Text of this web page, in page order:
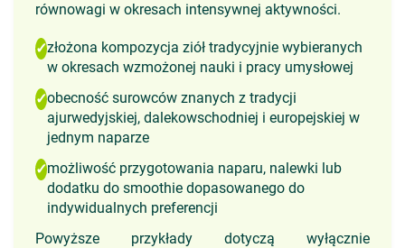
równowagi w okresach intensywnej aktywności.
✓złożona kompozycja ziół tradycyjnie wybieranych
w okresach wzmożonej nauki i pracy umysłowej
✓obecność surowców znanych z tradycji
ajurwedyjskiej, dalekowschodniej i europejskiej w
jednym naparze
✓możliwość przygotowania naparu, nalewki lub
dodatku do smoothie dopasowanego do
indywidualnych preferencji
Powyższe przykłady dotyczą wyłącznie